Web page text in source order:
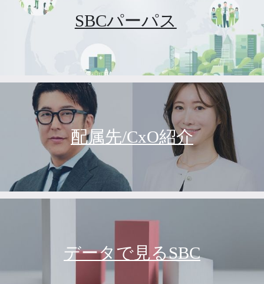
SBCパーパス
配属先/CxO紹介
データで見るSBC